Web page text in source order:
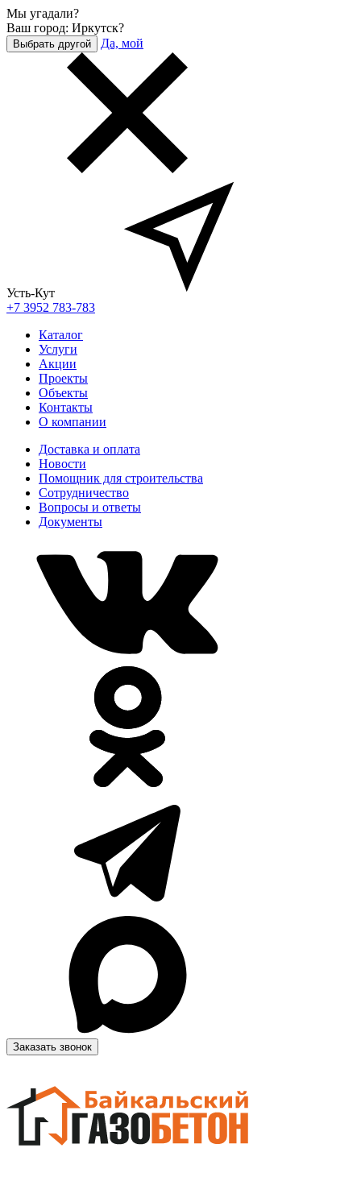
Мы угадали?
Ваш город: Иркутск?
Выбрать другой Да, мой
Усть-Кут
+7 3952 783-783
Каталог
Услуги
Акции
Проекты
Объекты
Контакты
О компании
Доставка и оплата
Новости
Помощник для строительства
Сотрудничество
Вопросы и ответы
Документы
Заказать звонок